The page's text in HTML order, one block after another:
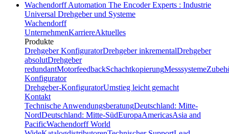
Wachendorff Automation The Encoder Experts : Industrie
Universal Drehgeber und Systeme
Wachendorff
UnternehmenKarriereAktuelles
Produkte
Drehgeber KonfiguratorDrehgeber inkrementalDrehgeber
absolutDrehgeber
redundantMotorfeedbackSchachtkopierungMesssysteme
Konfigurator
Drehgeber-KonfiguratorUmstieg leicht gemacht
Kontakt
Technische AnwendungsberatungDeutschland: Mitte-
NordDeutschland: Mitte-SüdEuropaAmericasAsia and
PacificWachendorff World